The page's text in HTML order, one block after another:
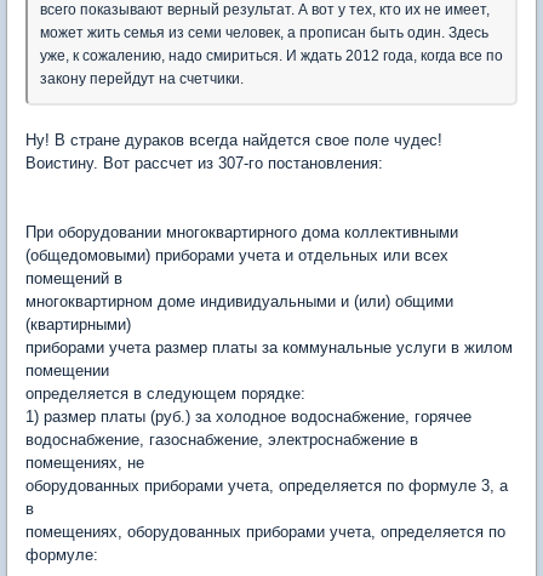
всего показывают верный результат. А вот у тех, кто их не имеет,
может жить семья из семи человек, а прописан быть один. Здесь
уже, к сожалению, надо смириться. И ждать 2012 года, когда все по
закону перейдут на счетчики.
Ну! В стране дураков всегда найдется свое поле чудес!
Воистину. Вот рассчет из 307-го постановления:
При оборудовании многоквартирного дома коллективными
(общедомовыми) приборами учета и отдельных или всех
помещений в
многоквартирном доме индивидуальными и (или) общими
(квартирными)
приборами учета размер платы за коммунальные услуги в жилом
помещении
определяется в следующем порядке:
1) размер платы (руб.) за холодное водоснабжение, горячее
водоснабжение, газоснабжение, электроснабжение в
помещениях, не
оборудованных приборами учета, определяется по формуле 3, а
в
помещениях, оборудованных приборами учета, определяется по
формуле: